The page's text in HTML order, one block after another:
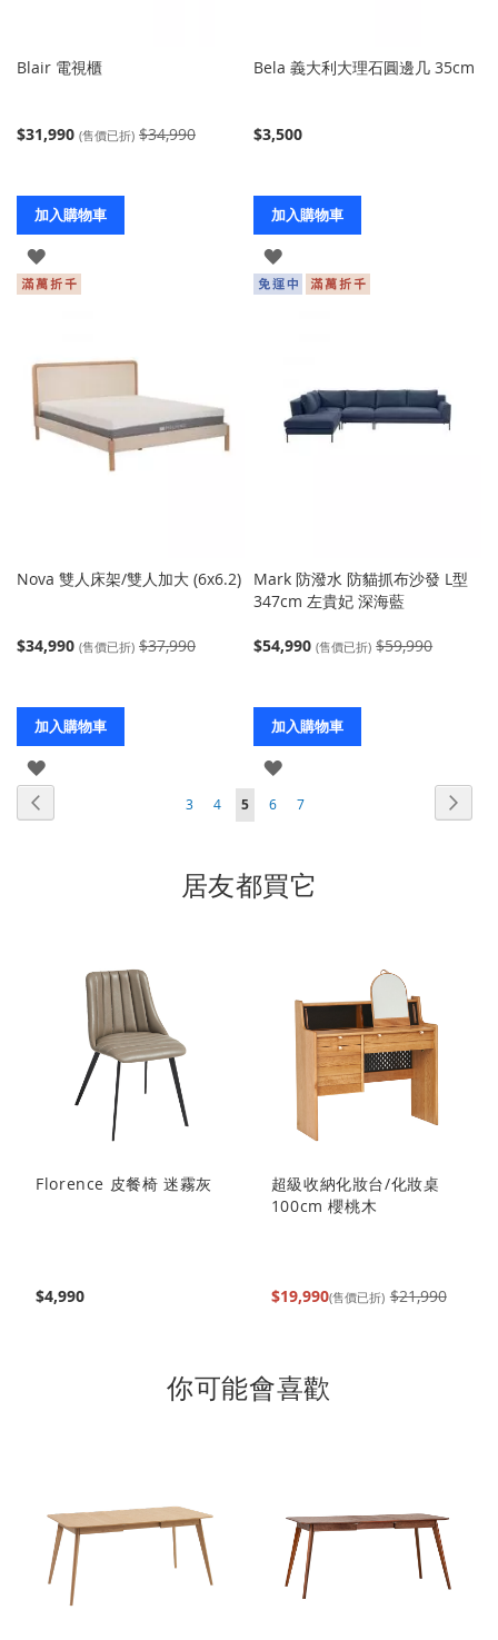
Blair 電視櫃
$31,990 (售價已折) $34,990
加入購物車
登
入
Bela 義大利大理石圓邊几 35cm
$3,500
加入購物車
登
入
Nova 雙人床架/雙人加大 (6x6.2)
$34,990 (售價已折) $37,990
加入購物車
登
Mark 防潑水 防貓抓布沙發 L型
347cm 左貴妃 深海藍
$54,990 (售價已折) $59,990
加入購物車
登
入
頁
面
頁
3
頁
4
您
前
正
5
頁
6
頁
7
居友都買它
Florence 皮餐椅 迷霧灰
$4,990
超級收納化妝台/化妝桌
100cm 櫻桃木
$19,990(售價已折) $21,990
你可能會喜歡